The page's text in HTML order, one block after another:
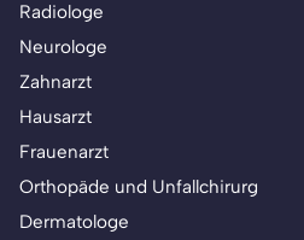
Radiologe
Neurologe
Zahnarzt
Hausarzt
Frauenarzt
Orthopäde und Unfallchirurg
Dermatologe